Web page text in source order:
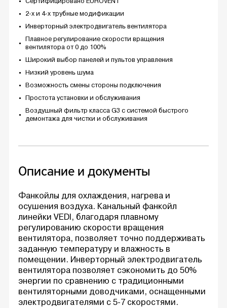
2-х и 4-х трубные модификации
Инверторный электродвигатель вентилятора
Плавное регулирование скорости вращения
вентилятора от 0 до 100%
Широкий выбор панелей и пультов управления
Низкий уровень шума
Возможность смены стороны подключения
Простота установки и обслуживания
Воздушный фильтр класса G3 с системой быстрого
демонтажа для чистки и обслуживания
Описание и документы
Фанкойлы для охлаждения, нагрева и
осушения воздуха. Канальный фанкойл
линейки VEDI, благодаря плавному
регулированию скорости вращения
вентилятора, позволяет точно поддерживать
заданную температуру и влажность в
помещении. Инверторный электродвигатель
вентилятора позволяет сэкономить до 50%
энергии по сравнению с традиционными
вентиляторными доводчиками, оснащенными
электродвигателями с 5-7 скоростями.